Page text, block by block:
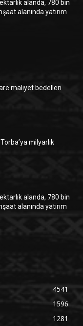
alanda, 780 bin
alanında yatırım
maliyet bedelleri
milyarlık
alanda, 780 bin
alanında yatırım
4541
1596
1281